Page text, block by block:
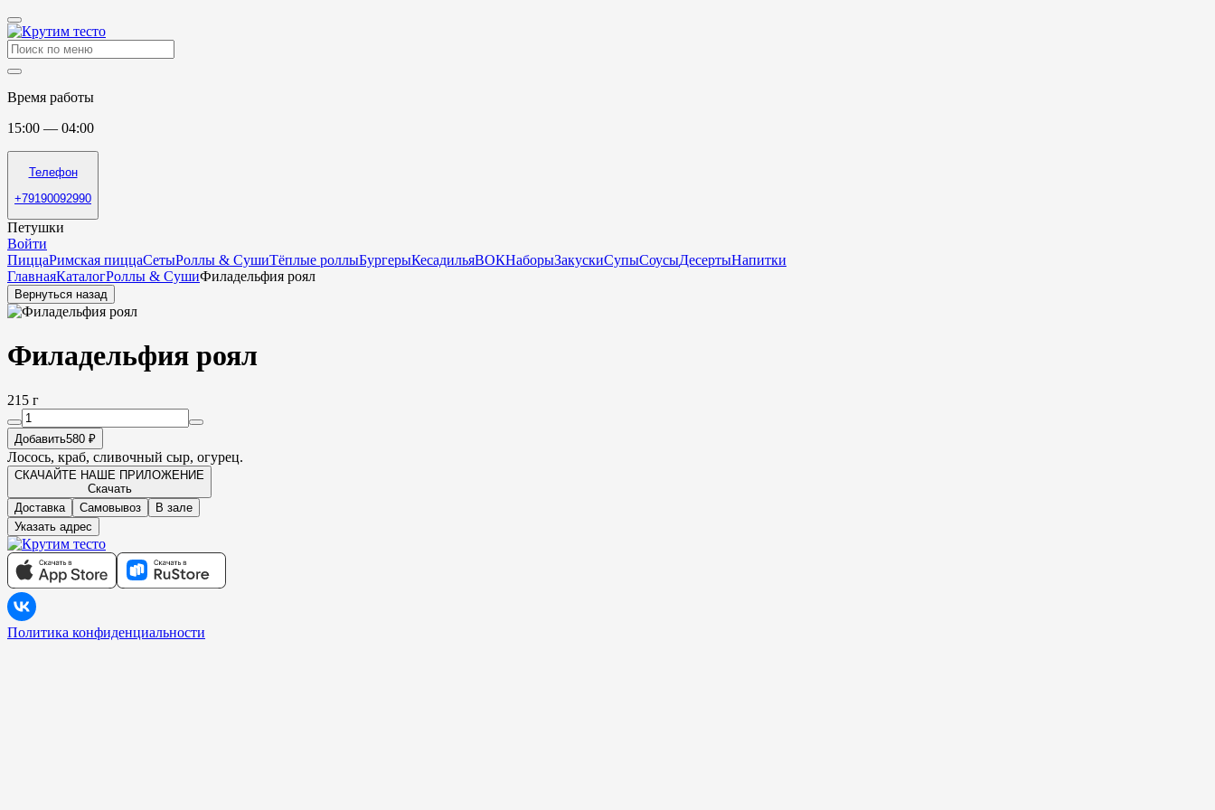
Время работы
15:00 — 04:00
Телефон
+79190092990
Петушки
Войти
ПиццаРимская пиццаСетыРоллы & CушиТёплые роллыБургерыКесадильяВОКНаборыЗакускиСупыСоусыДесертыНапитки
ГлавнаяКаталогРоллы & CушиФиладельфия роял
Вернуться назад
Филадельфия роял
215 г
Добавить580 ₽
Лосось, краб, сливочный сыр, огурец.
СКАЧАЙТЕ НАШЕ ПРИЛОЖЕНИЕ
Скачать
Доставка
Самовывоз
В зале
Указать адрес
Политика конфиденциальности